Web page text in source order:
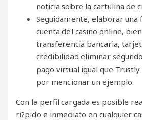
noticia sobre la cartulina de
Seguidamente, elaborar una
cuenta del casino online,
transferencia bancaria,
credibilidad eliminar
pago virtual igual que
por mencionar un ejemplo.
Con la perfil cargada es posible
ri?pido e inmediato en cualquier